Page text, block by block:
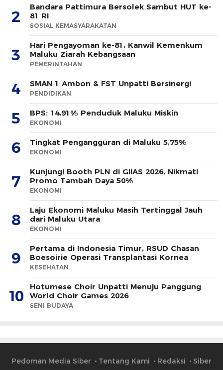
2
Bandara Pattimura Bersolek Sambut HUT ke-
81 RI
SOSIAL KEMASYARAKATAN
3
Hari Pengayoman ke-81, Kanwil Kemenkum
Maluku Ziarah Kebangsaan
PEMERINTAHAN
4 SMAN 1 Ambon & FST Unpatti Bersinergi
PENDIDIKAN
5 BPS: 14,91% Penduduk Maluku Miskin
EKONOMI
6 Tingkat Pengangguran di Maluku 5,75%
EKONOMI
7
Kunjungi Booth PLN di GIIAS 2026, Nikmati
Promo Tambah Daya 50%
EKONOMI
8
Laju Ekonomi Maluku Masih Tertinggal Jauh
dari Maluku Utara
EKONOMI
9
Pertama di Indonesia Timur, RSUD Chasan
Boesoirie Operasi Transplantasi Kornea
KESEHATAN
10
Hotumese Choir Unpatti Menuju Panggung
World Choir Games 2026
SENI BUDAYA
Pedoman Media Siber Tentang Kami Redaksi Siber